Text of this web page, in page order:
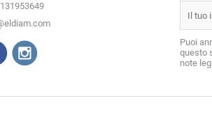
Puoi
questo
note